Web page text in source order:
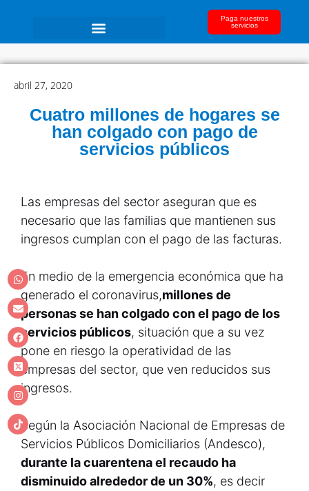
Paga nuestros
servicios
abril 27, 2020
Cuatro millones de hogares se
han colgado con pago de
servicios públicos
Las empresas del sector aseguran que es
necesario que las familias que mantienen sus
ingresos cumplan con el pago de las facturas.
En medio de la emergencia económica que ha
generado el coronavirus,millones de
personas se han colgado con el pago de los
servicios públicos, situación que a su vez
pone en riesgo la operatividad de las
empresas del sector, que ven reducidos sus
ingresos.
Según la Asociación Nacional de Empresas de
Servicios Públicos Domiciliarios (Andesco),
durante la cuarentena el recaudo ha
disminuido alrededor de un 30%, es decir